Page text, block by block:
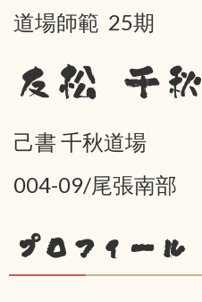
道場師範 25期
友松 千秋
己書 千秋道場
004-09/尾張南部
プロフィール